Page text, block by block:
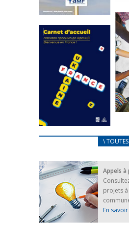
Statut de
l’élu local
Mise à jour avril
2024
FEUILLETER
FRANÇAIS/UKRAINIEN
25 avril 2022
Afin
d’accompagner
au mieux les
réfugiés
ukrainiens arrivés
en France,...
\
Appels à
projets
En